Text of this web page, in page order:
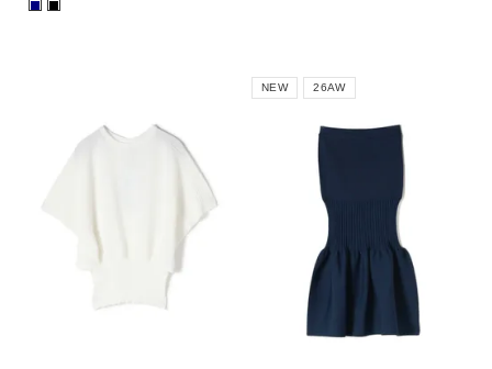
■ ■
NEW 26AW